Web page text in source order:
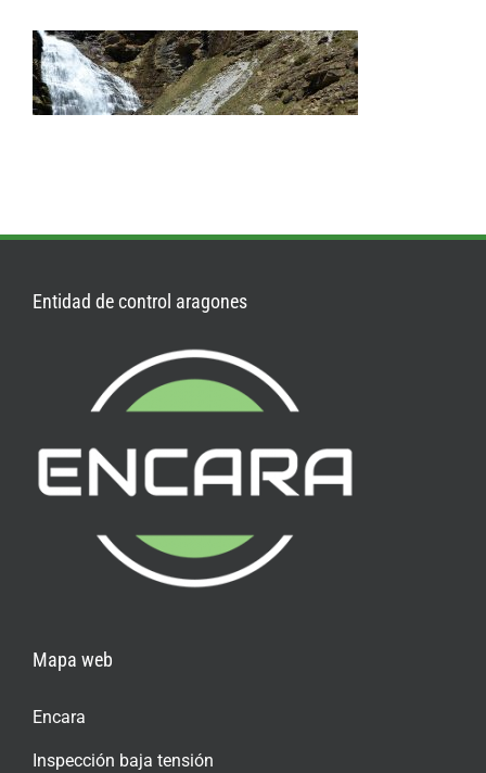
Entidad de control aragones
Mapa web
Encara
Inspección baja tensión